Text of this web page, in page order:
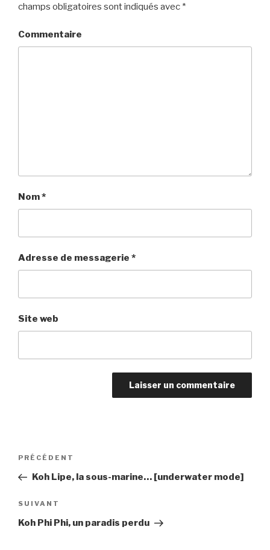
champs obligatoires sont indiqués avec *
Commentaire
Nom*
Adresse de messagerie *
Site web
Navigation
Article
précédent
PRÉCÉDENT
Koh Lipe, la sous-marine… [underwater mode]
Article
suivant
SUIVANT
Koh Phi Phi, un paradis perdu